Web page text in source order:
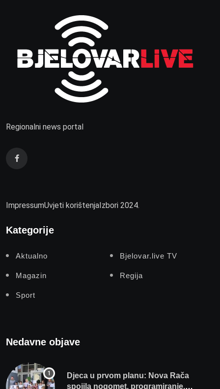
Regionalni news portal
ImpressumUvjeti korištenjaIzbori 2024.
Kategorije
Aktualno Bjelovar.live TV
Magazin Regija
Sport
Nedavne objave
Djeca u prvom planu: Nova Rača
spojila nogomet, programiranje,